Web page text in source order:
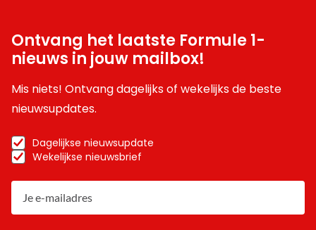
Ontvang het laatste Formule 1-
nieuws in jouw mailbox!
Mis niets! Ontvang dagelijks of wekelijks de beste
nieuwsupdates.
Dagelijkse nieuwsupdate
Wekelijkse nieuwsbrief